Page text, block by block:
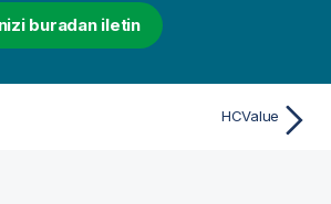
buradan iletin
HCValue